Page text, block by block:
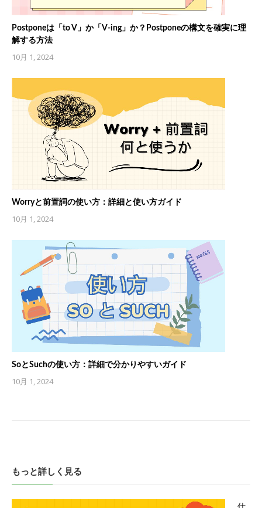
Postponeは「to V」か「V-ing」か？Postponeの構文を確実に理
解する方法
10月 1, 2024
Worryと前置詞の使い方：詳細と使い方ガイド
10月 1, 2024
SoとSuchの使い方：詳細で分かりやすいガイド
10月 1, 2024
もっと詳しく見る